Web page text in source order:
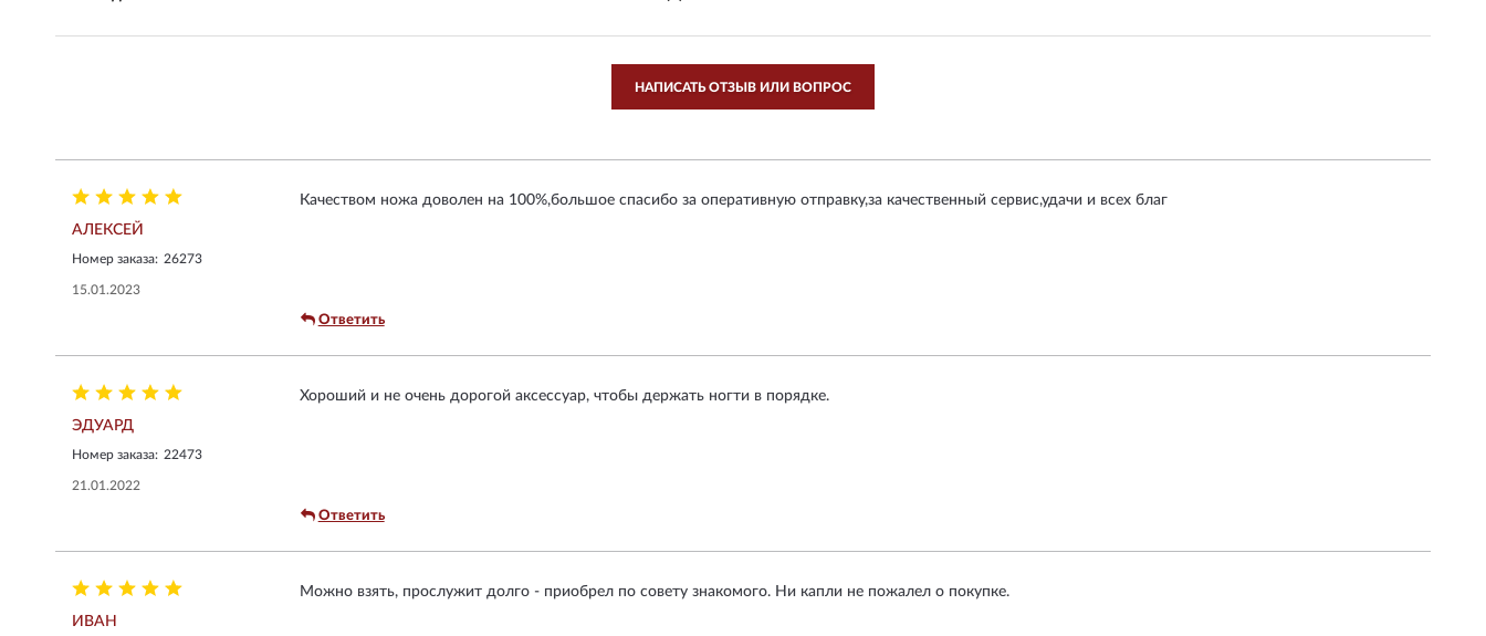
НАПИСАТЬ ОТЗЫВ ИЛИ ВОПРОС
АЛЕКСЕЙ
Номер заказа: 26273
15.01.2023
Качеством ножа доволен на 100%,большое спасибо за оперативную отправку,за качественный сервис,удачи и всех благ
Ответить
ЭДУАРД
Номер заказа: 22473
21.01.2022
Хороший и не очень дорогой аксессуар, чтобы держать ногти в порядке.
Ответить
ИВАН
Можно взять, прослужит долго - приобрел по совету знакомого. Ни капли не пожалел о покупке.